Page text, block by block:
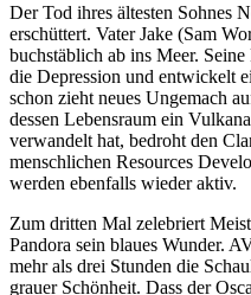
Der Tod ihres ältesten Sohnes
erschüttert. Vater Jake (Sam
buchstäblich ab ins Meer.
die Depression und entwickelt
schon zieht neues Ungemach
dessen Lebensraum ein
verwandelt hat, bedroht den
menschlichen Resources
werden ebenfalls wieder aktiv.
Zum dritten Mal zelebriert
Pandora sein blaues Wunder.
mehr als drei Stunden die
grauer Schönheit. Dass der